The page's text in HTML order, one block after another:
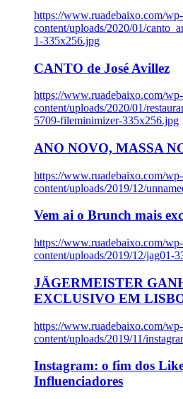
https://www.ruadebaixo.com/wp-
content/uploads/2020/01/
1-335x256.jpg
CANTO de José Avillez
https://www.ruadebaixo.com/wp-
content/uploads/2020/01/
5709-fileminimizer-335x256.jpg
ANO NOVO, MASSA
https://www.ruadebaixo.com/wp-
content/uploads/2019/12/
Vem ai o Brunch mais
https://www.ruadebaixo.com/wp-
content/uploads/2019/12/jag01-
JÄGERMEISTER
EXCLUSIVO EM
https://www.ruadebaixo.com/wp-
content/uploads/2019/11/
Instagram: o fim dos
Influenciadores